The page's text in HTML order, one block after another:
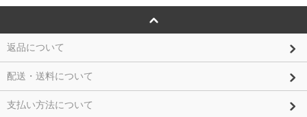
返品について
配送・送料について
支払い方法について